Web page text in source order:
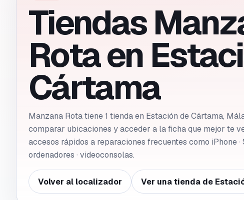
Tiendas
Rota en
Cártama
Manzana Rota tiene 1 tienda en Estación de Cártama,
comparar ubicaciones y acceder a la ficha que mejor te
accesos rápidos a reparaciones frecuentes como iPhone ·
ordenadores · videoconsolas.
Volver al localizador Ver una tienda de